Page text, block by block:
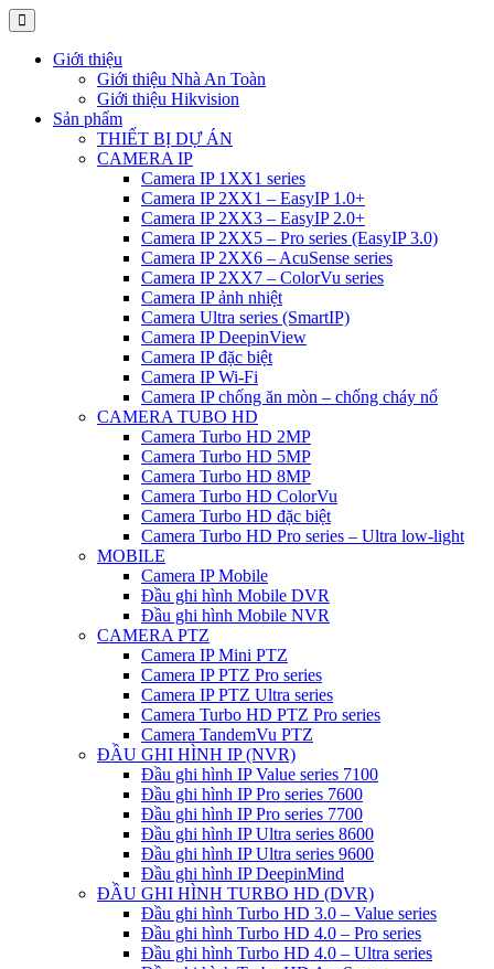
Giới thiệu
Giới thiệu Nhà An Toàn
Giới thiệu Hikvision
Sản phẩm
THIẾT BỊ DỰ ÁN
CAMERA IP
Camera IP 1XX1 series
Camera IP 2XX1 – EasyIP 1.0+
Camera IP 2XX3 – EasyIP 2.0+
Camera IP 2XX5 – Pro series (EasyIP 3.0)
Camera IP 2XX6 – AcuSense series
Camera IP 2XX7 – ColorVu series
Camera IP ảnh nhiệt
Camera Ultra series (SmartIP)
Camera IP DeepinView
Camera IP đặc biệt
Camera IP Wi-Fi
Camera IP chống ăn mòn – chống cháy nổ
CAMERA TUBO HD
Camera Turbo HD 2MP
Camera Turbo HD 5MP
Camera Turbo HD 8MP
Camera Turbo HD ColorVu
Camera Turbo HD đặc biệt
Camera Turbo HD Pro series – Ultra low-light
MOBILE
Camera IP Mobile
Đầu ghi hình Mobile DVR
Đầu ghi hình Mobile NVR
CAMERA PTZ
Camera IP Mini PTZ
Camera IP PTZ Pro series
Camera IP PTZ Ultra series
Camera Turbo HD PTZ Pro series
Camera TandemVu PTZ
ĐẦU GHI HÌNH IP (NVR)
Đầu ghi hình IP Value series 7100
Đầu ghi hình IP Pro series 7600
Đầu ghi hình IP Pro series 7700
Đầu ghi hình IP Ultra series 8600
Đầu ghi hình IP Ultra series 9600
Đầu ghi hình IP DeepinMind
ĐẦU GHI HÌNH TURBO HD (DVR)
Đầu ghi hình Turbo HD 3.0 – Value series
Đầu ghi hình Turbo HD 4.0 – Pro series
Đầu ghi hình Turbo HD 4.0 – Ultra series